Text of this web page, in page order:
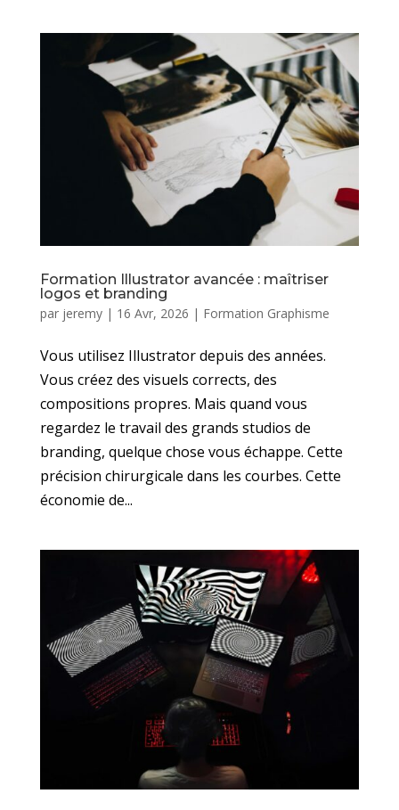
Formation Illustrator avancée : maîtriser
logos et branding
par jeremy| 16 Avr, 2026 | Formation Graphisme
Vous utilisez Illustrator depuis des années.
Vous créez des visuels corrects, des
compositions propres. Mais quand vous
regardez le travail des grands studios de
branding, quelque chose vous échappe. Cette
précision chirurgicale dans les courbes. Cette
économie de...